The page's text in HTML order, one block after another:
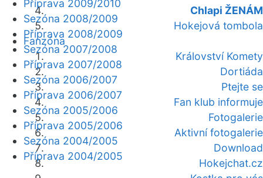
Chlapi ŽENÁM
Hokejová tombola
Fanzóna
Království Komety
Dortiáda
Ptejte se
Fan klub informuje
Fotogalerie
Aktivní fotogalerie
Download
Hokejchat.cz
Příprava 2009/2010
Sezóna 2008/2009
Příprava 2008/2009
Sezóna 2007/2008
Příprava 2007/2008
Sezóna 2006/2007
Příprava 2006/2007
Sezóna 2005/2006
Příprava 2005/2006
Sezóna 2004/2005
Příprava 2004/2005